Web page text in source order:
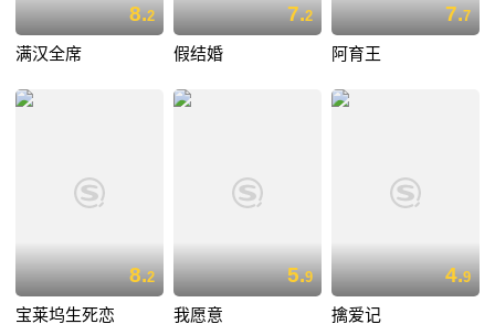
8.2
满汉全席
7.2
假结婚
7.7
阿育王
8.2
宝莱坞生死恋
5.9
我愿意
4.9
擒爱记